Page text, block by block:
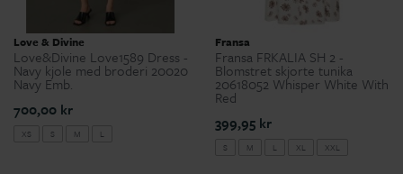
Love & Divine
Love&Divine Love1589 Dress -
Navy kjole med broderi 20020
Navy Emb.
700,00 kr
XS S M L
Fransa
Fransa FRKALIA SH 2 -
Blomstret skjorte tunika
20618052 Whisper White With
Red
399,95 kr
S M L XL XXL